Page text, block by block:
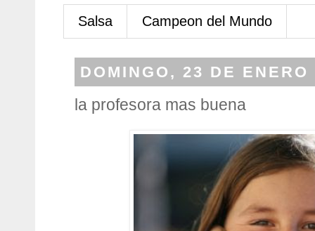
Salsa Campeon del Mundo
DOMINGO, 23 DE ENERO
la profesora mas buena